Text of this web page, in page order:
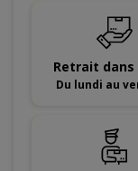
Retrait dans
Du lundi au